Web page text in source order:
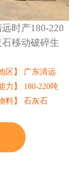
时产180-220
移动破碎生
区】 广东清远
力】 180-220吨
料】 石灰石